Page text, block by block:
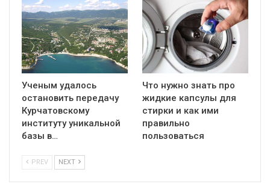
Ученым удалось
остановить передачу
Курчатовскому
институту уникальной
базы в…
Что нужно знать про
жидкие капсулы для
стирки и как ими
правильно
пользоваться
PREV NEXT